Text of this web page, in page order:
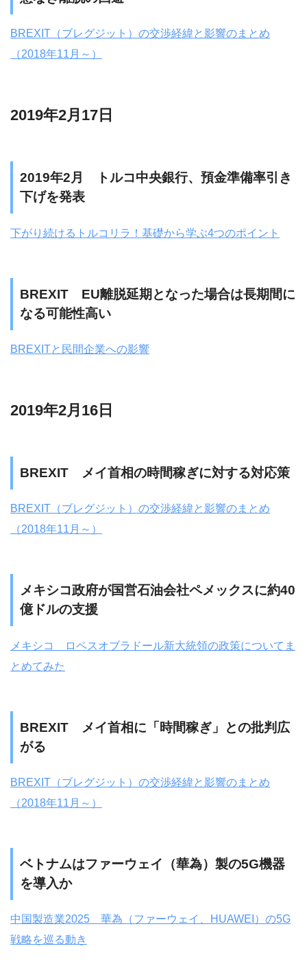
BREXIT（ブレグジット）の交渉経緯と影響のまとめ
（2018年11月～）
2019年2月17日
2019年2月 トルコ中央銀行、預金準備率引き
下げを発表
下がり続けるトルコリラ！基礎から学ぶ4つのポイント
BREXIT EU離脱延期となった場合は長期間に
なる可能性高い
BREXITと民間企業への影響
2019年2月16日
BREXIT メイ首相の時間稼ぎに対する対応策
BREXIT（ブレグジット）の交渉経緯と影響のまとめ
（2018年11月～）
メキシコ政府が国営石油会社ペメックスに約40
億ドルの支援
メキシコ ロペスオブラドール新大統領の政策についてま
とめてみた
BREXIT メイ首相に「時間稼ぎ」との批判広
がる
BREXIT（ブレグジット）の交渉経緯と影響のまとめ
（2018年11月～）
ベトナムはファーウェイ（華為）製の5G機器
を導入か
中国製造業2025 華為（ファーウェイ、HUAWEI）の5G
戦略を巡る動き